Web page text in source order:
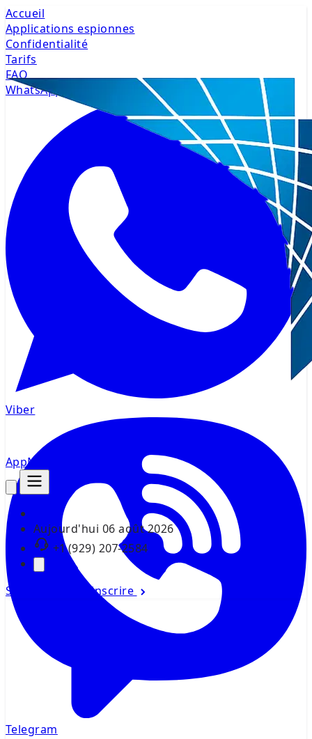
AppMsr
Aujourd'hui 06 août 2026
+1 (929) 207-2584
Se connecter S'inscrire
Accueil
Applications espionnes
Confidentialité
Tarifs
FAQ
WhatsApp
Viber
Telegram